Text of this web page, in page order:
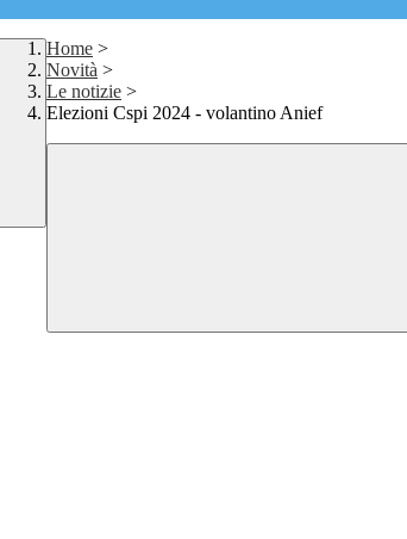
Home >
Novità >
Le notizie >
Elezioni Cspi 2024 - volantino Anief